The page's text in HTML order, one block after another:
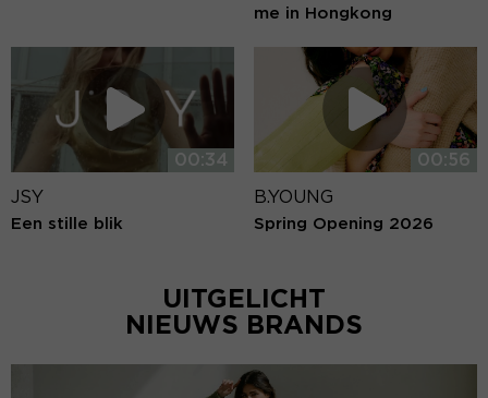
me in Hongkong
00:34
JSY
Een stille blik
00:56
B.YOUNG
Spring Opening 2026
UITGELICHT
NIEUWS BRANDS